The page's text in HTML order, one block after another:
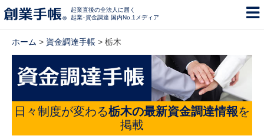
起業直後の全法人に届く
起業･資金調達 国内No.1メディア
ホーム > 資金調達手帳 > 栃木
日々制度が変わる栃木の最新資金調達情報を
掲載